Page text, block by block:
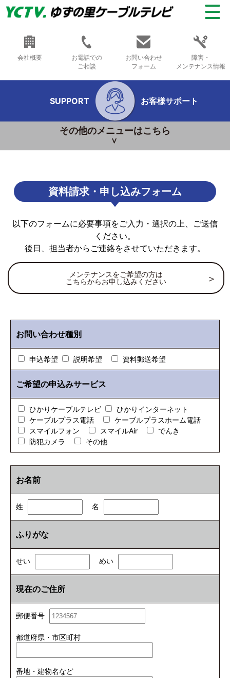
会社概要
お電話での
ご相談
お問い合わせ
フォーム
障害・
メンテナンス情報
SUPPORT お客様サポート
その他のメニューはこちら
資料請求・申し込みフォーム
以下のフォームに必要事項をご入力・選択の上、ご送信
ください。
後日、担当者からご連絡をさせていただきます。
メンテナンスをご希望の方は
こちらからお申し込みください
お問い合わせ種別
申込希望 説明希望 資料郵送希望
ご希望の申込みサービス
ひかりケーブルテレビ
ひかりインターネット
ケーブルプラス電話
ケーブルプラスホーム電話
スマイルフォン
スマイルAir
でんき
防犯カメラ
その他
お名前
姓 名
ふりがな
せい めい
現在のご住所
郵便番号
都道府県・市区町村
番地・建物名など